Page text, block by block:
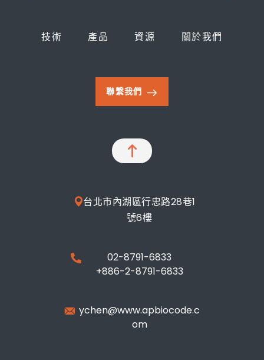
技術 產品 資源 關於我們
聯繫我們
台北市內湖區行忠路28巷1
號6樓
02-8791-6833
+886-2-8791-6833
ychen@www.apbiocode.c
om